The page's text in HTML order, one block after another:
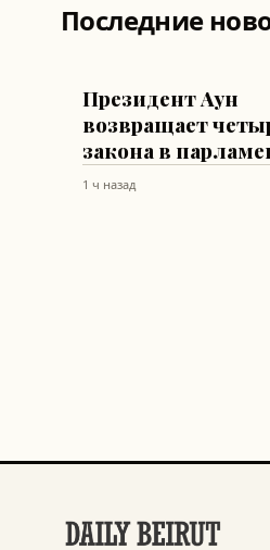
Последние
Президент Аун
возвращает
закона в
призывая
1 ч назад